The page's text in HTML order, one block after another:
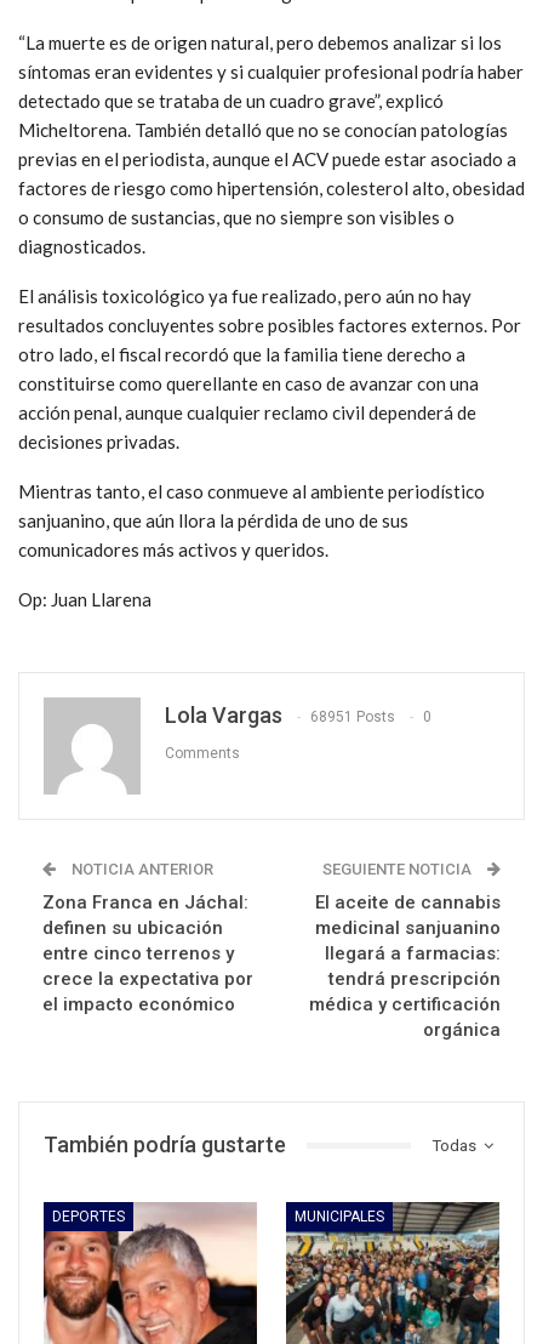
“La muerte es de origen natural, pero debemos analizar si los
síntomas eran evidentes y si cualquier profesional podría haber
detectado que se trataba de un cuadro grave”, explicó
Micheltorena. También detalló que no se conocían patologías
previas en el periodista, aunque el ACV puede estar asociado a
factores de riesgo como hipertensión, colesterol alto, obesidad
o consumo de sustancias, que no siempre son visibles o
diagnosticados.
El análisis toxicológico ya fue realizado, pero aún no hay
resultados concluyentes sobre posibles factores externos. Por
otro lado, el fiscal recordó que la familia tiene derecho a
constituirse como querellante en caso de avanzar con una
acción penal, aunque cualquier reclamo civil dependerá de
decisiones privadas.
Mientras tanto, el caso conmueve al ambiente periodístico
sanjuanino, que aún llora la pérdida de uno de sus
comunicadores más activos y queridos.
Op: Juan Llarena
Lola Vargas 68951 Posts 0
Comments
NOTICIA ANTERIOR
Zona Franca en Jáchal:
definen su ubicación
entre cinco terrenos y
crece la expectativa por
el impacto económico
SEGUIENTE NOTICIA
El aceite de cannabis
medicinal sanjuanino
llegará a farmacias:
tendrá prescripción
médica y certificación
orgánica
Todas
También podría gustarte
DEPORTES MUNICIPALES